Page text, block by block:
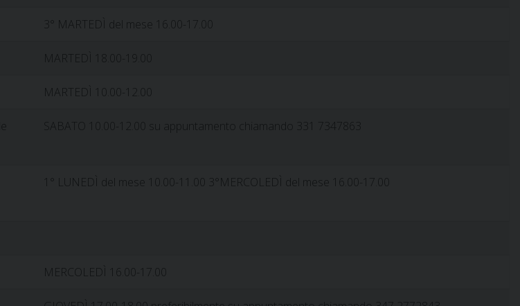
3° MARTEDÌ del mese 16.00-17.00
MARTEDÌ 18.00-19.00
MARTEDÌ 10.00-12.00
SABATO 10.00-12.00 su appuntamento chiamando 331 7347863
1° LUNEDÌ del mese 10.00-11.00 3°MERCOLEDÌ del mese 16.00-17.00
MERCOLEDÌ 16.00-17.00